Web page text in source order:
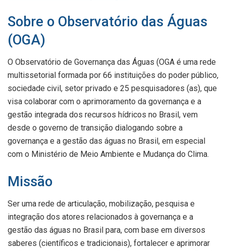
Sobre o Observatório das Águas
(OGA)
O Observatório de Governança das Águas (OGA é uma rede
multissetorial formada por 66 instituições do poder público,
sociedade civil, setor privado e 25 pesquisadores (as), que
visa colaborar com o aprimoramento da governança e a
gestão integrada dos recursos hídricos no Brasil, vem
desde o governo de transição dialogando sobre a
governança e a gestão das águas no Brasil, em especial
com o Ministério de Meio Ambiente e Mudança do Clima.
Missão
Ser uma rede de articulação, mobilização, pesquisa e
integração dos atores relacionados à governança e a
gestão das águas no Brasil para, com base em diversos
saberes (científicos e tradicionais), fortalecer e aprimorar